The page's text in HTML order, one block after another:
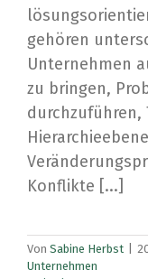
gehören
Unternehmen
zu bringen,
durchzuführen,
Konflikte [...]
Von Sabine Herbst
Unternehmen